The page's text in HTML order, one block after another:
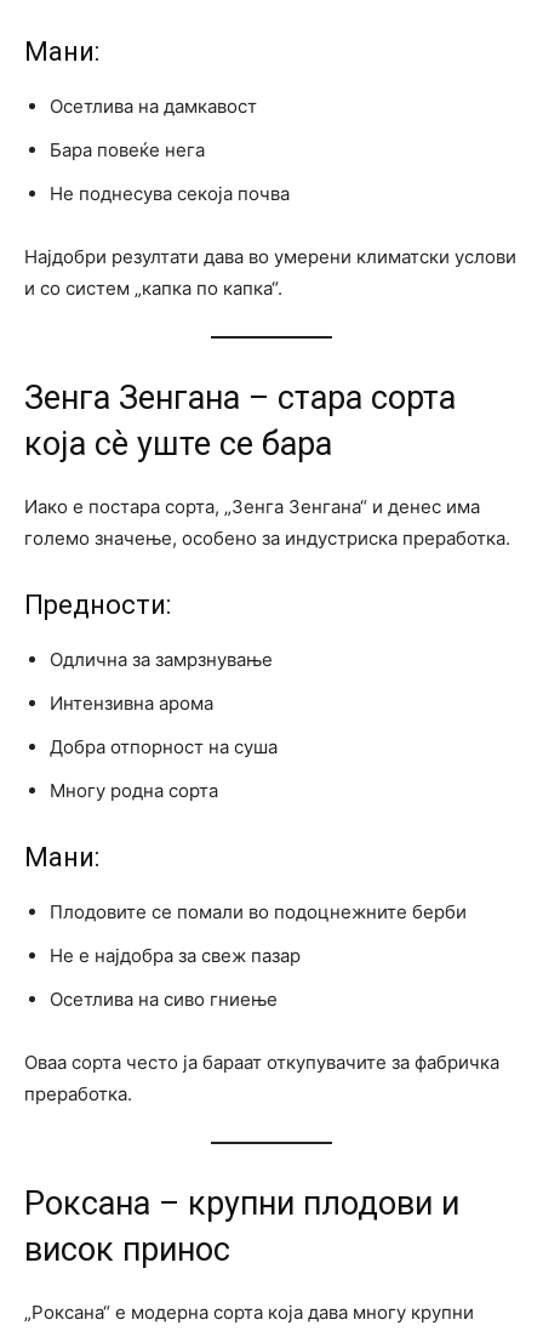
Мани:
Осетлива на дамкавост
Бара повеќе нега
Не поднесува секоја почва
Најдобри резултати дава во умерени климатски услови
и со систем „капка по капка“.
Зенга Зенгана – стара сорта
која сè уште се бара
Иако е постара сорта, „Зенга Зенгана“ и денес има
големо значење, особено за индустриска преработка.
Предности:
Одлична за замрзнување
Интензивна арома
Добра отпорност на суша
Многу родна сорта
Мани:
Плодовите се помали во подоцнежните берби
Не е најдобра за свеж пазар
Осетлива на сиво гниење
Оваа сорта често ја бараат откупувачите за фабричка
преработка.
Роксана – крупни плодови и
висок принос
„Роксана“ е модерна сорта која дава многу крупни